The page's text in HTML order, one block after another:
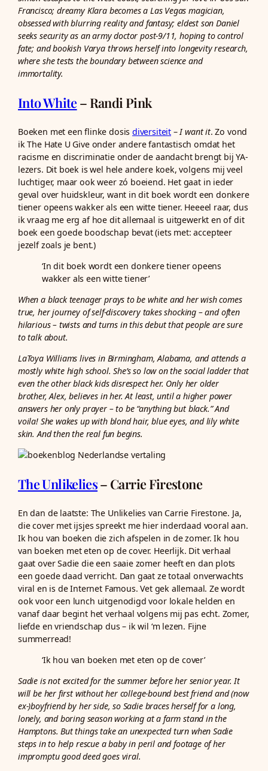
Francisco; dreamy Klara becomes a Las Vegas magician,
obsessed with blurring reality and fantasy; eldest son Daniel
seeks security as an army doctor post-9/11, hoping to control
fate; and bookish Varya throws herself into longevity research,
where she tests the boundary between science and
immortality.
Into White – Randi Pink
Boeken met een flinke dosis diversiteit – I want it. Zo vond
ik The Hate U Give onder andere fantastisch omdat het
racisme en discriminatie onder de aandacht brengt bij YA-
lezers. Dit boek is wel hele andere koek, volgens mij veel
luchtiger, maar ook weer zó boeiend. Het gaat in ieder
geval over huidskleur, want in dit boek wordt een donkere
tiener opeens wakker als een witte tiener. Heeeel raar, dus
ik vraag me erg af hoe dit allemaal is uitgewerkt en of dit
boek een goede boodschap bevat (iets met: accepteer
jezelf zoals je bent.)
‘In dit boek wordt een donkere tiener opeens
wakker als een witte tiener’
When a black teenager prays to be white and her wish comes
true, her journey of self-discovery takes shocking – and often
hilarious – twists and turns in this debut that people are sure
to talk about.
LaToya Williams lives in Birmingham, Alabama, and attends a
mostly white high school. She’s so low on the social ladder that
even the other black kids disrespect her. Only her older
brother, Alex, believes in her. At least, until a higher power
answers her only prayer – to be “anything but black.” And
voila! She wakes up with blond hair, blue eyes, and lily white
skin. And then the real fun begins.
The Unlikelies– Carrie Firestone
En dan de laatste: The Unlikelies van Carrie Firestone. Ja,
die cover met ijsjes spreekt me hier inderdaad vooral aan.
Ik hou van boeken die zich afspelen in de zomer. Ik hou
van boeken met eten op de cover. Heerlijk. Dit verhaal
gaat over Sadie die een saaie zomer heeft en dan plots
een goede daad verricht. Dan gaat ze totaal onverwachts
viral en is de Internet Famous. Vet gek allemaal. Ze wordt
ook voor een lunch uitgenodigd voor lokale helden en
vanaf daar begint het verhaal volgens mij pas echt. Zomer,
liefde en vriendschap dus – ik wil ‘m lezen. Fijne
summerread!
‘Ik hou van boeken met eten op de cover’
Sadie is not excited for the summer before her senior year. It
will be her first without her college-bound best friend and (now
ex-)boyfriend by her side, so Sadie braces herself for a long,
lonely, and boring season working at a farm stand in the
Hamptons. But things take an unexpected turn when Sadie
steps in to help rescue a baby in peril and footage of her
impromptu good deed goes viral.